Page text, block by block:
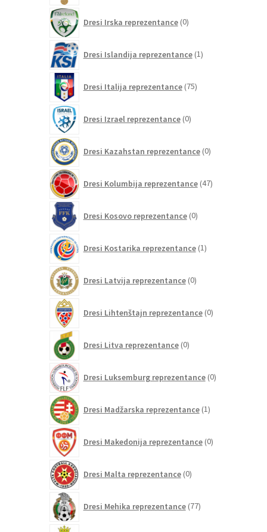
Dresi Irska reprezentance 0izdelkov
Dresi Islandija reprezentance 1izdelek
Dresi Italija reprezentance 75izdelkov
Dresi Izrael reprezentance 0izdelkov
Dresi Kazahstan reprezentance 0izdelkov
Dresi Kolumbija reprezentance 47izdelkov
Dresi Kosovo reprezentance 0izdelkov
Dresi Kostarika reprezentance 1izdelek
Dresi Latvija reprezentance 0izdelkov
Dresi Lihtenštajn reprezentance 0izdelkov
Dresi Litva reprezentance 0izdelkov
Dresi Luksemburg reprezentance 0izdelkov
Dresi Madžarska reprezentance 1izdelek
Dresi Makedonija reprezentance 0izdelkov
Dresi Malta reprezentance 0izdelkov
Dresi Mehika reprezentance 77izdelkov